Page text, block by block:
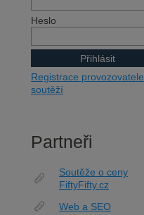
Heslo
Registrace provozovatele
soutěží
Partneři
Soutěže o ceny
FiftyFifty.cz
Web a SEO